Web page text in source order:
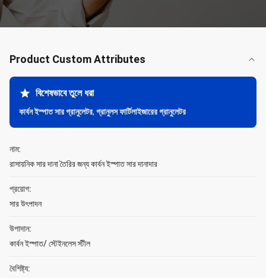
Product Custom Attributes
বিশেষভাবে তুলে ধরা
কার্বন ইস্পাত সার গ্রানুলেটর, গ্রানুলস ফার্টিলাইজারের গ্রানুলেটর
নাম:
রাসায়নিক সার দানা তৈরির জন্য কার্বন ইস্পাত সার দানাদার
প্রয়োগ:
সার উৎপাদন
উপাদান:
কার্বন ইস্পাত/ স্টেইনলেস স্টীল
বৈশিষ্ট্য: